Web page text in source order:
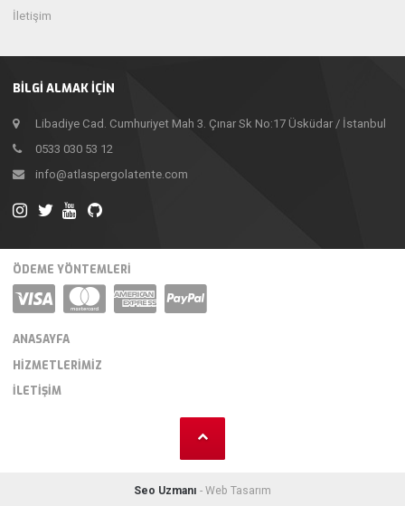
BILGI ALMAK İÇIN
Libadiye Cad. Cumhuriyet Mah 3. Çınar Sk No:17 Üsküdar / İstanbul
0533 030 53 12
info@atlaspergolatente.com
İletişim
ÖDEME YÖNTEMLERİ
ANASAYFA
HIZMETLERIMIZ
İLETIŞIM
Seo Uzmanı - Web Tasarım